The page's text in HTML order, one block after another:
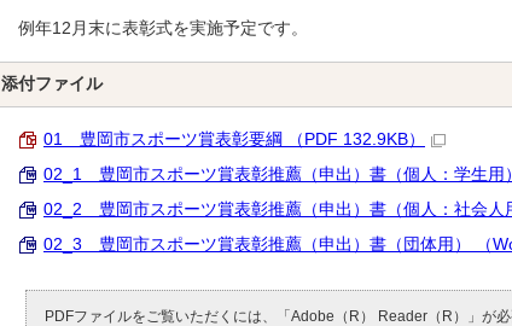
例年12月末に表彰式を実施予定です。
添付ファイル
01 豊岡市スポーツ賞表彰要綱 （PDF 132.9KB）
02_1 豊岡市スポーツ賞表彰推薦（申出）書（個人：学生用
02_2 豊岡市スポーツ賞表彰推薦（申出）書（個人：社会人
02_3 豊岡市スポーツ賞表彰推薦（申出）書（団体用） （
PDFファイルをご覧いただくには、「Adobe（R） Reader（R）」が